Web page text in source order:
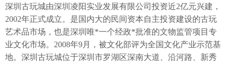
深圳古玩城由深圳凌阳实业发展有限公司投资近2亿元兴建，
2002年正式成立。是国内大的民间资本自主投资建设的古玩
艺术品市场，也是深圳唯*一个经政*批准的文物监管项目专
业文化市场。2008年9月，被文化部评为全国文化产业示范基
地。深圳古玩城位于深圳市罗湖区深南大道、沿河路、新秀